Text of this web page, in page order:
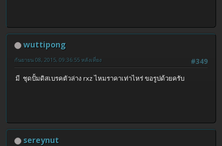
wuttipong
#349
กันยายน 08, 2015, 09:36:55 หลังเที่ยง
มี ชุดปั้มดิสเบรคตัวล่าง rxz ไหมราคาเท่าไหร่ ขอรูปด้วยครับ
sereynut